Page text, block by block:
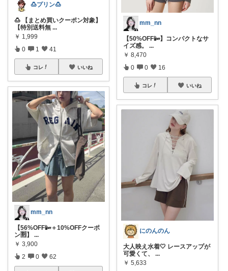
🍮プリン🍮
🍮 【まとめ買いクーポン対象】
【特別送料無 ...
￥ 1,999
0 1 41
コレ いいね
mm_nn
【56%OFF📴＋10%OFFクーポ
ン🈹】
...
￥ 3,900
2 0 62
mm_nn
【50%OFF📴】コンパクトなサ
イズ感。 ...
￥ 8,470
0 0 16
コレ いいね
にのんのん
大人映え水着🤍 レースアップが
可愛くて、
...
￥ 5,633